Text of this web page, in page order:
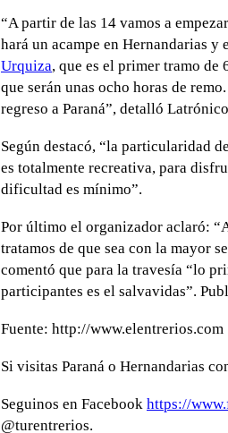
“A partir de las 14 vamos a
hará un acampe en Hernandarias
Urquiza, que es el primer tramo de
que serán unas ocho horas de
regreso a Paraná”, detalló
Según destacó, “la particularidad
es totalmente recreativa, para
dificultad es mínimo”.
Por último el organizador aclaró:
tratamos de que sea con la mayor
comentó que para la travesía “lo
participantes es el salvavidas”.
Fuente: http://www.elentrerios.com
Si visitas Paraná o Hernandarias
Seguinos en Facebook https://
@turentrerios.